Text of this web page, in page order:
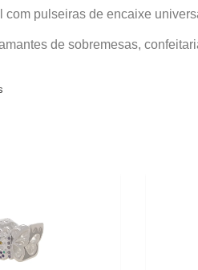
com pulseiras de encaixe
de sobremesas,